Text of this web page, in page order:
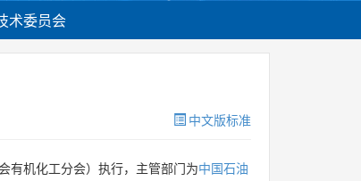
术委员会
中文版标准
有机化工分会）执行，主管部门为中国石油